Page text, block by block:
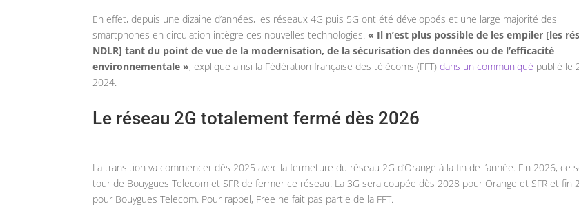
En effet, depuis une dizaine d’années, les réseaux 4G puis 5G ont été développés et une large majorité des
smartphones en circulation intègre ces nouvelles technologies. « Il n’est plus possible de les empiler [les
NDLR] tant du point de vue de la modernisation, de la sécurisation des données ou de l’efficacité
environnementale », explique ainsi la Fédération française des télécoms (FFT)dans un communiqué publié le
2024.
Le réseau 2G totalement fermé dès 2026
La transition va commencer dès 2025 avec la fermeture du réseau 2G d’Orange à la fin de l’année. Fin 2026, ce
tour de Bouygues Telecom et SFR de fermer ce réseau. La 3G sera coupée dès 2028 pour Orange et SFR et fin
pour Bouygues Telecom. Pour rappel, Free ne fait pas partie de la FFT.